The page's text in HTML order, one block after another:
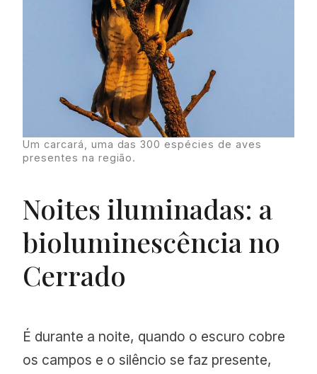
Um carcará, uma das 300 espécies de aves
presentes na região.
Noites iluminadas: a
bioluminescência no
Cerrado
É durante a noite, quando o escuro cobre
os campos e o silêncio se faz presente,